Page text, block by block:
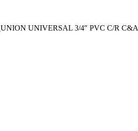
UNION UNIVERSAL 3/4″ PVC C/R C&A